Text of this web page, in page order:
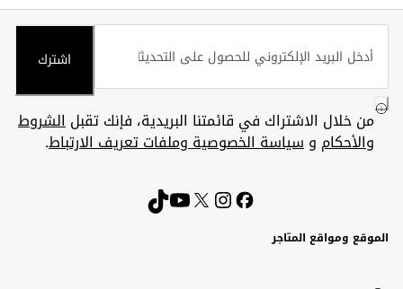
اشترك
من خلال الاشتراك في قائمتنا البريدية، فإنك تقبلالشروط
والأحكام وسياسة الخصوصية وملفات تعريف الارتباط.
الموقع ومواقع المتاجر